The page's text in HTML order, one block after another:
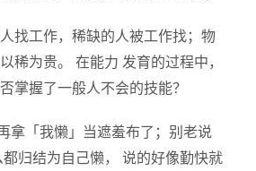
找工作，稀缺的人被工作找；物
稀为贵。 在能力 发育的过程中，
掌握了一般人不会的技能？
拿「我懒」当遮羞布了；别老说
归结为自己懒， 说的好像勤快就